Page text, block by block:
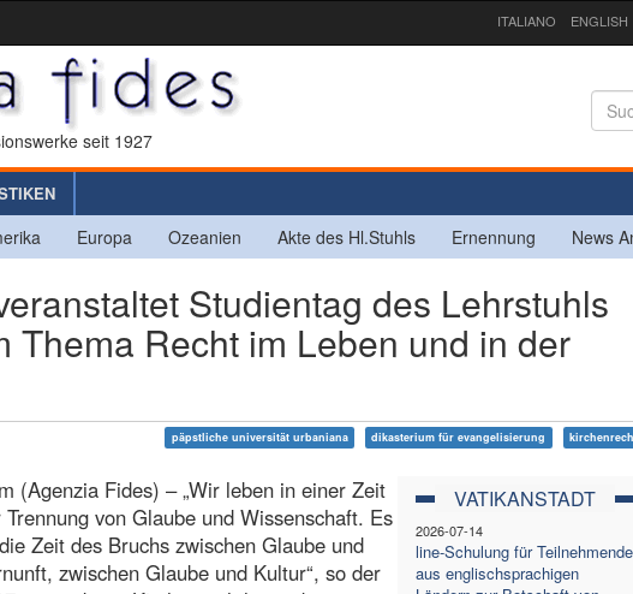
ITALIANO ENGLISH
seit 1927
Europa Ozeanien Akte des Hl.Stuhls Ernennung News
Studientag des Lehrstuhls
Thema Recht im Leben und in der
päpstliche universität urbaniana dikasterium für evangelisierung
VATIKANSTADT
2026-07-14
line-Schulung für Teilnehmende
aus englischsprachigen
(Agenzia Fides) – „Wir leben in einer Zeit
Trennung von Glaube und Wissenschaft. Es
Zeit des Bruchs zwischen Glaube und
zwischen Glaube und Kultur“, so der